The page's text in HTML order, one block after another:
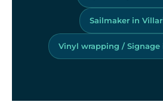
Sailmaker in
Vinyl wrapping / Signage